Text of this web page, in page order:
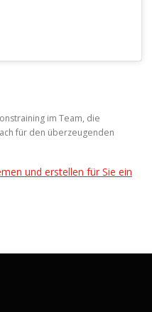
im Team, die
für den überzeugenden
und erstellen für Sie ein